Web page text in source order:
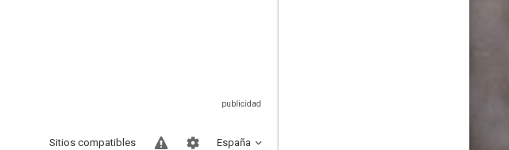
España
Sitios compatibles